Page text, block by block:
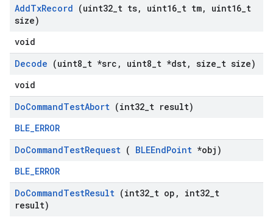
AddTxRecord (uint32 t ts, uint16 t tm, uint16 t
size)
void
Decode (uint8 t *src , uint8 t *dst, size t size)
void
DoCommandTestAbort (int32 t result)
BLE_ERROR
DoCommandTestRequest ( BLEEndPoint *obj)
BLE_ERROR
DoCommandTestResult (int32 t op , int32 t
result)